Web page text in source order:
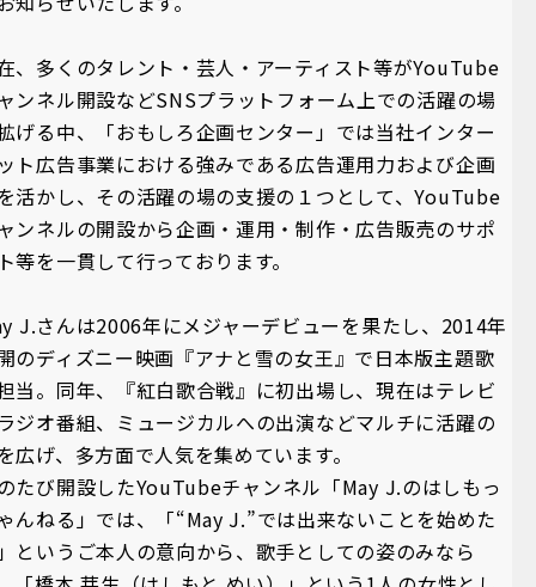
、多くのタレント・芸人・アーティスト等がYouTube
ンネル開設などSNSプラットフォーム上での活躍の場
げる中、「おもしろ企画センター」では当社インター
ト広告事業における強みである広告運用力および企画
活かし、その活躍の場の支援の１つとして、YouTube
ンネルの開設から企画・運用・制作・広告販売のサポ
等を一貫して行っております。
J.さんは2006年にメジャーデビューを果たし、2014年
のディズニー映画『アナと雪の女王』で日本版主題歌
当。同年、『紅白歌合戦』に初出場し、現在はテレビ
ジオ番組、ミュージカルへの出演などマルチに活躍の
広げ、多方面で人気を集めています。
たび開設したYouTubeチャンネル「May J.のはしもっ
んねる」では、「“May J.”では出来ないことを始めた
というご本人の意向から、歌手としての姿のみなら